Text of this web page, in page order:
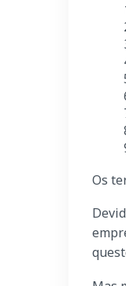
Os